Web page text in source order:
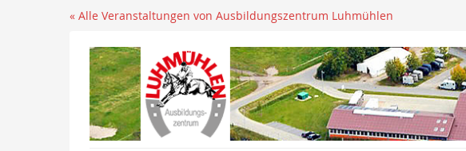
« Alle Veranstaltungen von Ausbildungszentrum Luhmühlen